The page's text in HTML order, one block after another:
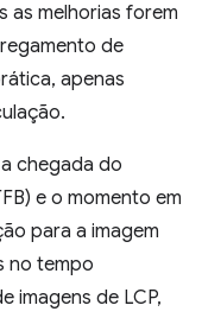
as melhorias forem
de
apenas
chegada do
e o momento em
para a imagem
no tempo
imagens de LCP,